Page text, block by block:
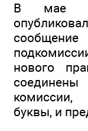
В мае
нового
буквы, и